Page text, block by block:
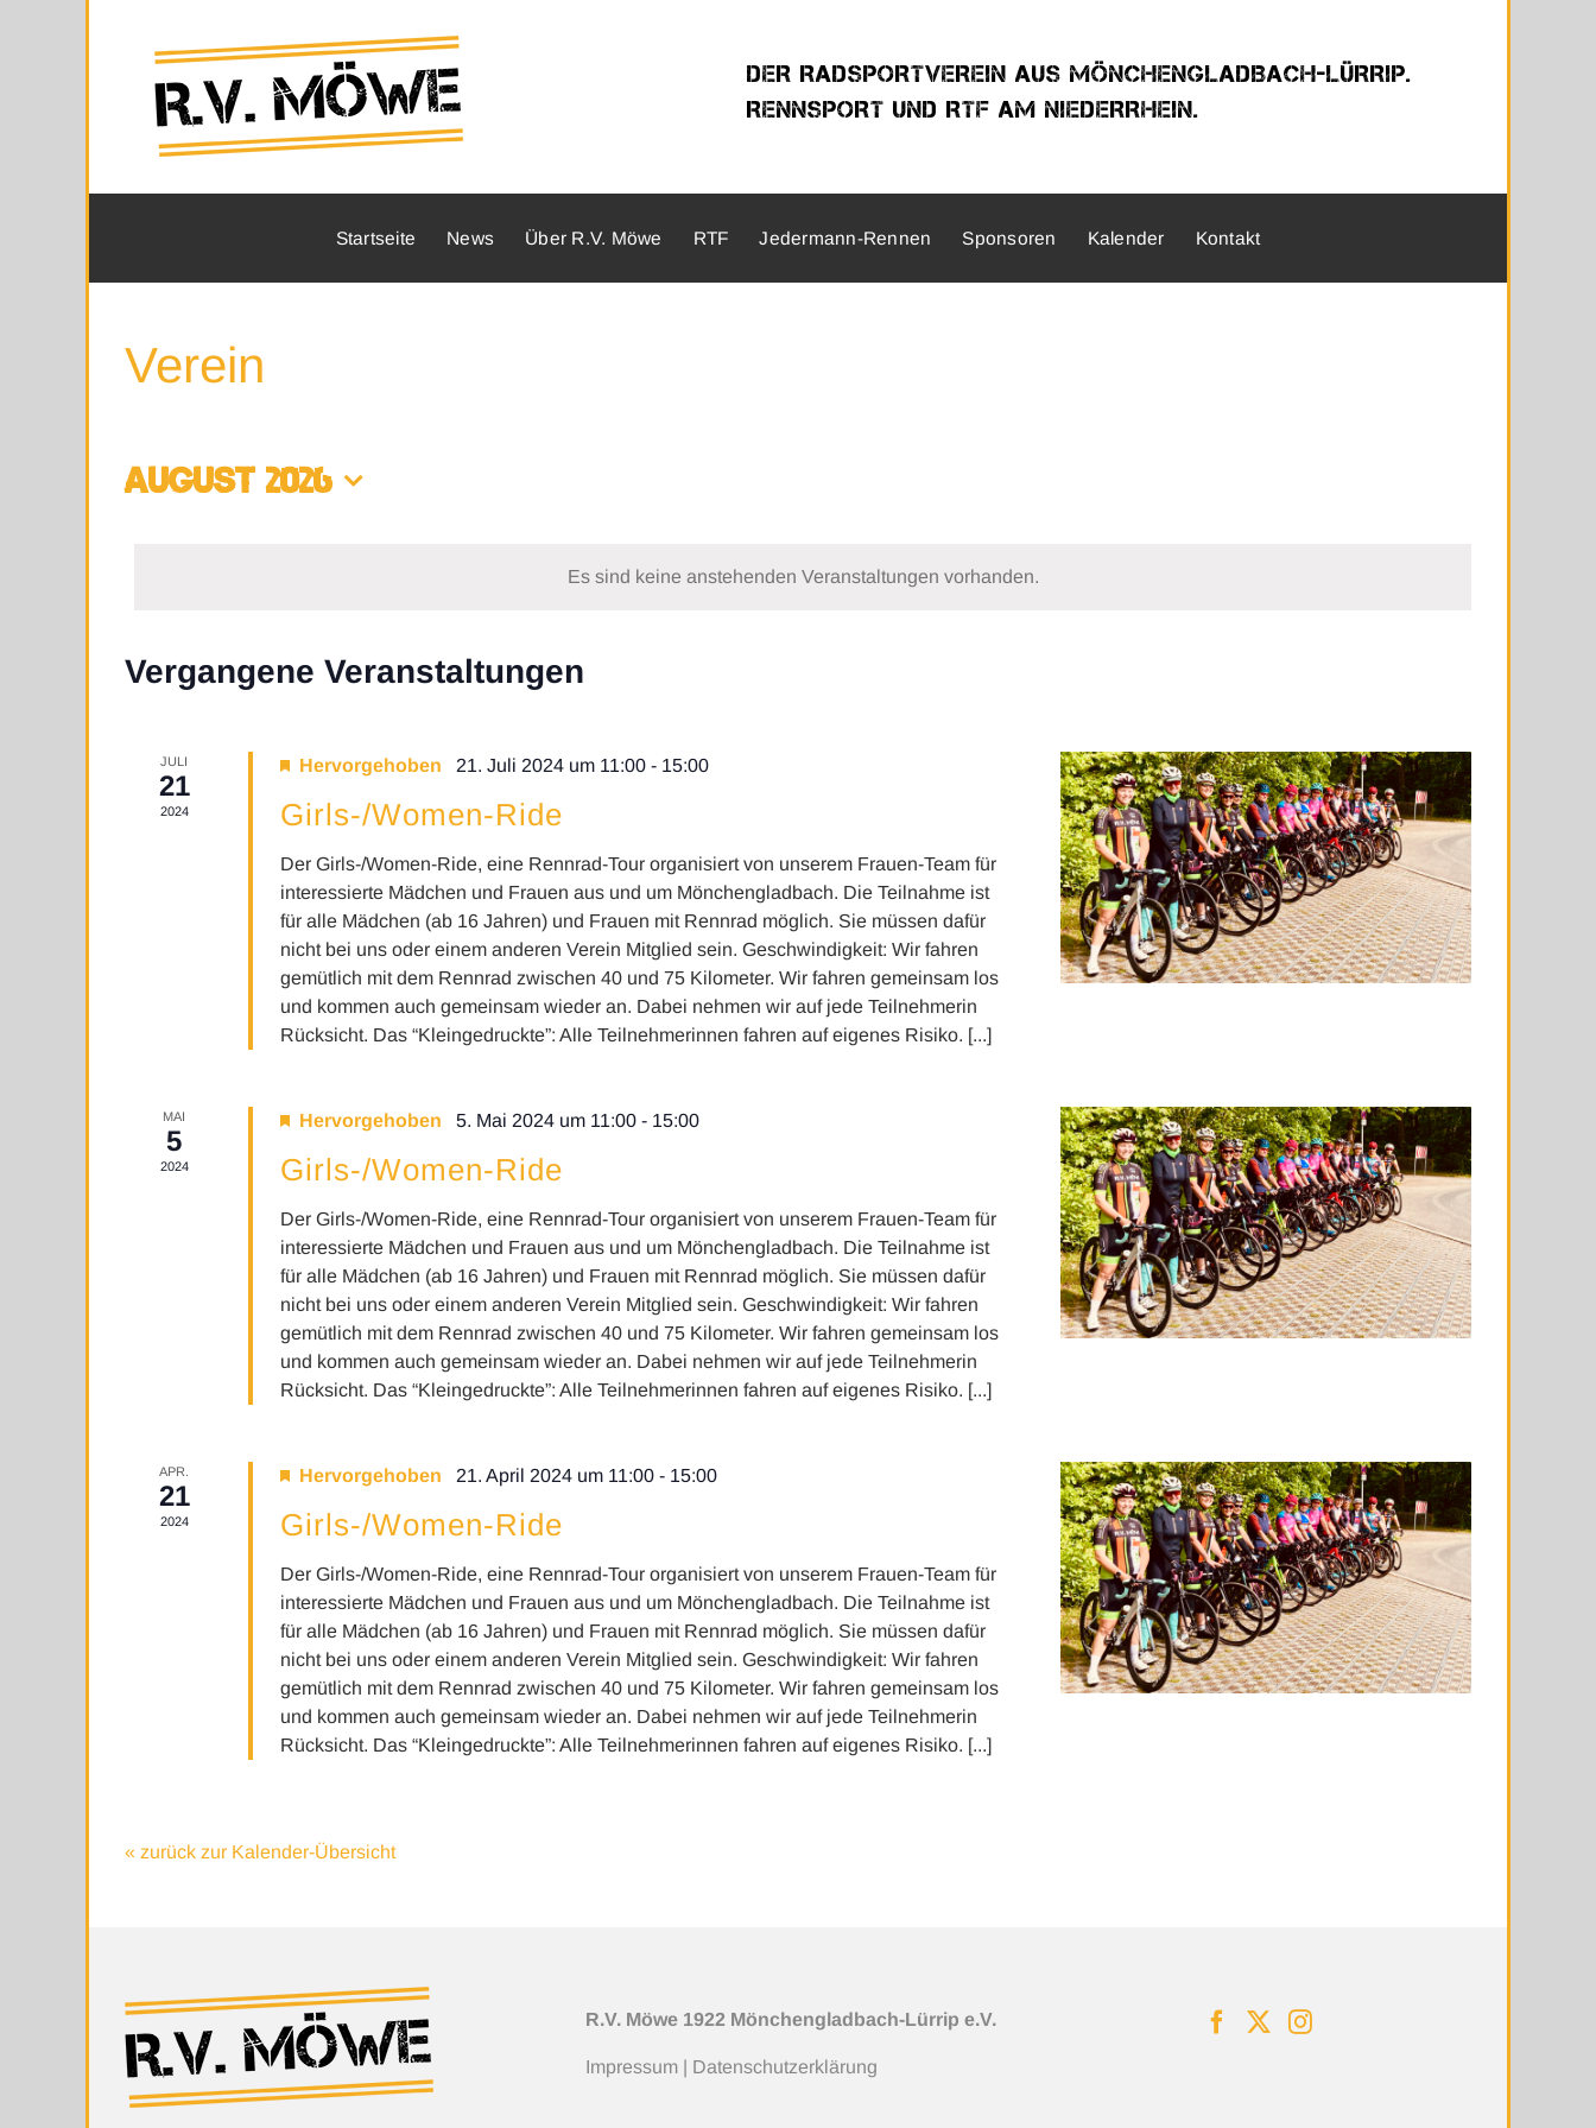
DER RADSPORTVEREIN AUS MÖNCHENGLAD­BACH-LÜRRIP.
RENNSPORT UND RTF AM NIEDERRHEIN.
Startseite News Über R.V. Möwe RTF Jedermann-Rennen Sponsoren Kalender Kontakt
Verein
Es sind keine anstehenden Veranstaltungen vorhanden.
AUGUST 2026
Kalender
Veranstaltungen
Vergangene Veranstaltungen
JULI
21
2024
Hervorgehoben 21. Juli 2024 um 11:00 - 15:00
Girls-/Women-Ride
Der Girls-/Women-Ride, eine Rennrad-Tour organisiert von unserem Frauen-Team für
interessierte Mädchen und Frauen aus und um Mönchengladbach. Die Teilnahme ist
für alle Mädchen (ab 16 Jahren) und Frauen mit Rennrad möglich. Sie müssen dafür
nicht bei uns oder einem anderen Verein Mitglied sein. Geschwindigkeit: Wir fahren
gemütlich mit dem Rennrad zwischen 40 und 75 Kilometer. Wir fahren gemeinsam los
und kommen auch gemeinsam wieder an. Dabei nehmen wir auf jede Teilnehmerin
Rücksicht. Das “Kleingedruckte”: Alle Teilnehmerinnen fahren auf eigenes Risiko. [...]
MAI
5
2024
Hervorgehoben 5. Mai 2024 um 11:00 - 15:00
Girls-/Women-Ride
Der Girls-/Women-Ride, eine Rennrad-Tour organisiert von unserem Frauen-Team für
interessierte Mädchen und Frauen aus und um Mönchengladbach. Die Teilnahme ist
für alle Mädchen (ab 16 Jahren) und Frauen mit Rennrad möglich. Sie müssen dafür
nicht bei uns oder einem anderen Verein Mitglied sein. Geschwindigkeit: Wir fahren
gemütlich mit dem Rennrad zwischen 40 und 75 Kilometer. Wir fahren gemeinsam los
und kommen auch gemeinsam wieder an. Dabei nehmen wir auf jede Teilnehmerin
Rücksicht. Das “Kleingedruckte”: Alle Teilnehmerinnen fahren auf eigenes Risiko. [...]
APR.
21
2024
Hervorgehoben 21. April 2024 um 11:00 - 15:00
Girls-/Women-Ride
Der Girls-/Women-Ride, eine Rennrad-Tour organisiert von unserem Frauen-Team für
interessierte Mädchen und Frauen aus und um Mönchengladbach. Die Teilnahme ist
für alle Mädchen (ab 16 Jahren) und Frauen mit Rennrad möglich. Sie müssen dafür
nicht bei uns oder einem anderen Verein Mitglied sein. Geschwindigkeit: Wir fahren
gemütlich mit dem Rennrad zwischen 40 und 75 Kilometer. Wir fahren gemeinsam los
und kommen auch gemeinsam wieder an. Dabei nehmen wir auf jede Teilnehmerin
Rücksicht. Das “Kleingedruckte”: Alle Teilnehmerinnen fahren auf eigenes Risiko. [...]
« zurück zur Kalender-Übersicht
R.V. Möwe 1922 Mönchengladbach-Lürrip e.V.
Impressum | Datenschutzerklärung